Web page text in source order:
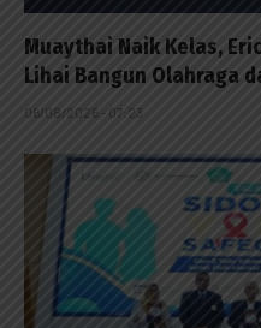
Muaythai Naik Kelas,
Lihai Bangun Olahraga
06/08/2026 - 07:23